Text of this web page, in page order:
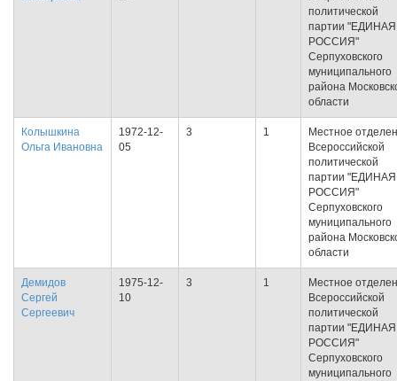
политической
партии "ЕДИНАЯ
РОССИЯ"
Серпуховского
муниципального
района
области
Колышкина
Ольга Ивановна
1972-12-
05
3 1
Местное
Всероссийской
политической
партии "ЕДИНАЯ
РОССИЯ"
Серпуховского
муниципального
района
области
Демидов
Сергей
Сергеевич
1975-12-
10
3 1
Местное
Всероссийской
политической
партии "ЕДИНАЯ
РОССИЯ"
Серпуховского
муниципального